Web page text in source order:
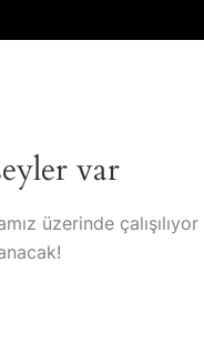
var
üzerinde çalışılıyor